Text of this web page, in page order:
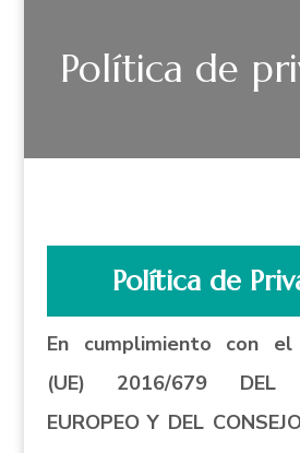
Política de
Política de
En cumplimiento con el
(UE) 2016/679 DEL
EUROPEO Y DEL